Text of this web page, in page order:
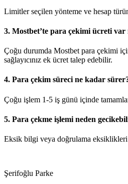
Limitler seçilen yönteme ve hesap
3. Mostbet’te para çekimi ücreti var
Çoğu durumda Mostbet para çekimi
sağlayıcınız ek ücret talep edebilir.
4. Para çekim süreci ne kadar
Çoğu işlem 1-5 iş günü içinde
5. Para çekme işlemi neden
Eksik bilgi veya doğrulama
Şerifoğlu Parke